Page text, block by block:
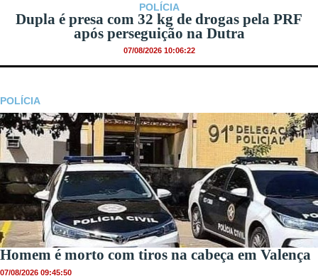
POLÍCIA
Dupla é presa com 32 kg de drogas pela PRF
após perseguição na Dutra
07/08/2026 10:06:22
POLÍCIA
Homem é morto com tiros na cabeça em Valença
07/08/2026 09:45:50